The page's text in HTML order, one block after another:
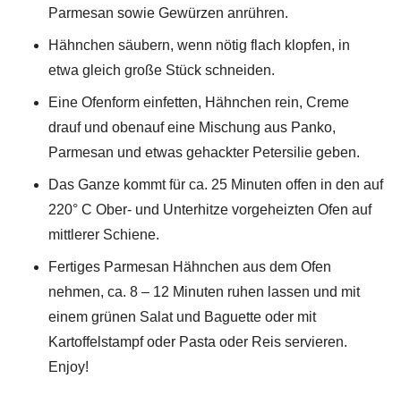
Parmesan sowie Gewürzen anrühren.
Hähnchen säubern, wenn nötig flach klopfen, in
etwa gleich große Stück schneiden.
Eine Ofenform einfetten, Hähnchen rein, Creme
drauf und obenauf eine Mischung aus Panko,
Parmesan und etwas gehackter Petersilie geben.
Das Ganze kommt für ca. 25 Minuten offen in den auf
220° C Ober- und Unterhitze vorgeheizten Ofen auf
mittlerer Schiene.
Fertiges Parmesan Hähnchen aus dem Ofen
nehmen, ca. 8 – 12 Minuten ruhen lassen und mit
einem grünen Salat und Baguette oder mit
Kartoffelstampf oder Pasta oder Reis servieren.
Enjoy!